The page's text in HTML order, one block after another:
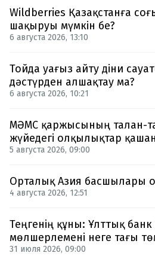
Wildberries Қазақстанға
шақыруы мүмкін бе?
6 августа 2026, 13:10
Тойда уағыз айту діни
дәстүрден алшақтау ма?
6 августа 2026, 10:21
МӘМС қаржысының талан-
жүйедегі олқылықтар
5 августа 2026, 09:00
Орталық Азия басшылары
4 августа 2026, 12:51
Теңгенің құны: Ұлттық
мөлшерлемені неге тағы
31 июля 2026, 09:00